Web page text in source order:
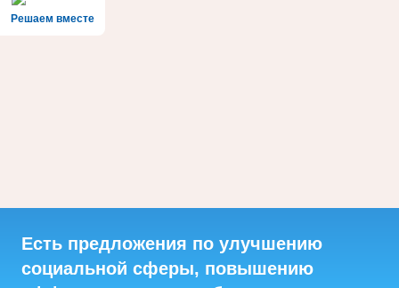
Решаем вместе
Есть предложения по улучшению
социальной сферы, повышению